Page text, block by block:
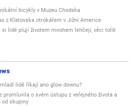
bicykly v Muzeu Chodska
z Klatovska otrokářem v Jižní Americe
si lidé plují životem mnohem lehčeji, věci tolik
lidé říkají ano glow downu?
promluvila o svém ústupu z veřejného života a
od skupiny